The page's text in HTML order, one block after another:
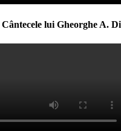
lui Gheorghe A.